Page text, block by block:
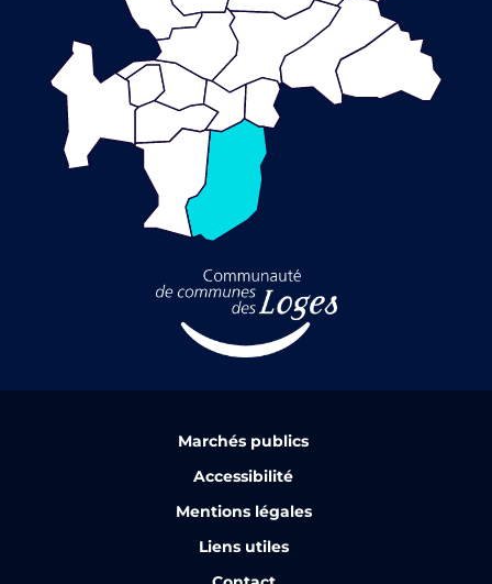
Marchés publics
Accessibilité
Mentions légales
Liens utiles